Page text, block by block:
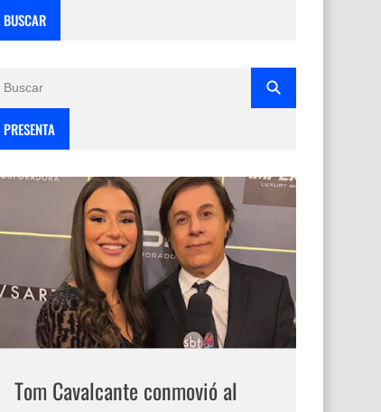
BUSCAR
PRESENTA
Tom Cavalcante conmovió al